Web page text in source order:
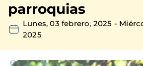
parroquias
Lunes, 03 febrero, 2025 -
2025